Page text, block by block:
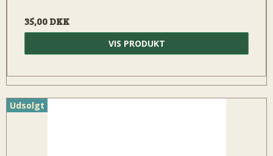
35,00 DKK
VIS PRODUKT
Udsolgt